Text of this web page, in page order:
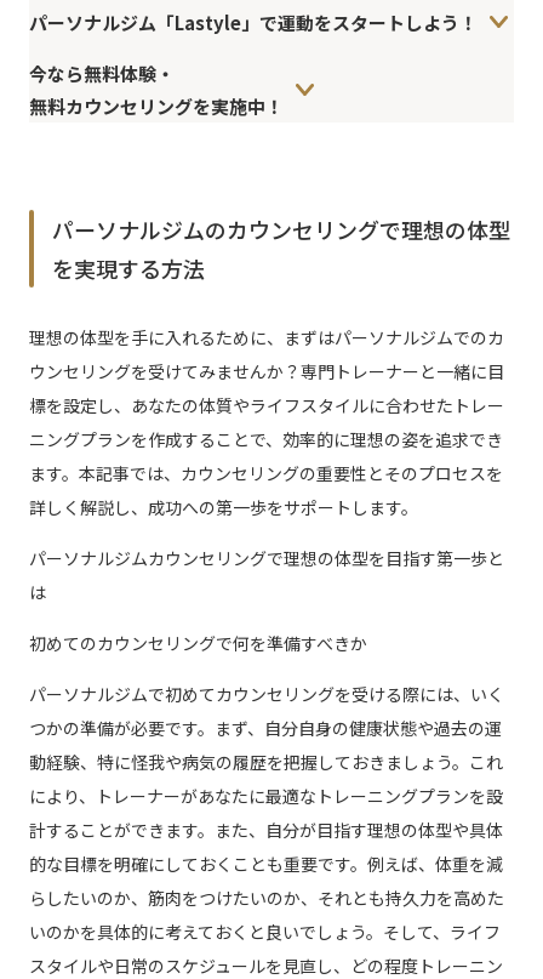
パーソナルジム「Lastyle」で運動をスタートしよう！
今なら無料体験・
無料カウンセリングを実施中！
パーソナルジムのカウンセリングで理想の体型
を実現する方法
理想の体型を手に入れるために、まずはパーソナルジムでのカ
ウンセリングを受けてみませんか？専門トレーナーと一緒に目
標を設定し、あなたの体質やライフスタイルに合わせたトレー
ニングプランを作成することで、効率的に理想の姿を追求でき
ます。本記事では、カウンセリングの重要性とそのプロセスを
詳しく解説し、成功への第一歩をサポートします。
パーソナルジムカウンセリングで理想の体型を目指す第一歩と
は
初めてのカウンセリングで何を準備すべきか
パーソナルジムで初めてカウンセリングを受ける際には、いく
つかの準備が必要です。まず、自分自身の健康状態や過去の運
動経験、特に怪我や病気の履歴を把握しておきましょう。これ
により、トレーナーがあなたに最適なトレーニングプランを設
計することができます。また、自分が目指す理想の体型や具体
的な目標を明確にしておくことも重要です。例えば、体重を減
らしたいのか、筋肉をつけたいのか、それとも持久力を高めた
いのかを具体的に考えておくと良いでしょう。そして、ライフ
スタイルや日常のスケジュールを見直し、どの程度トレーニン